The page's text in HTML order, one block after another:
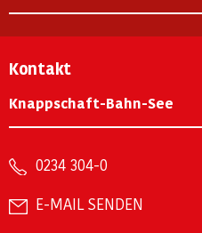
Kontakt
Knappschaft-Bahn-See
0234 304-0
E-MAIL SENDEN